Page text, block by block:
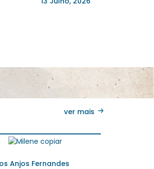
ver mais
– Projecto de Investigação